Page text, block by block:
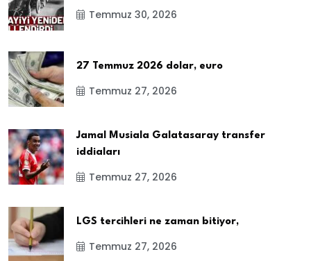
Temmuz 30, 2026
27 Temmuz 2026 dolar, euro
Temmuz 27, 2026
Jamal Musiala Galatasaray transfer
iddiaları
Temmuz 27, 2026
LGS tercihleri ne zaman bitiyor,
Temmuz 27, 2026